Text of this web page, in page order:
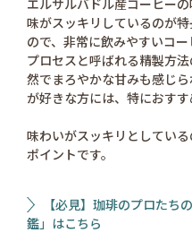
エルサルバドル産コーヒー
味がスッキリしているのが
ので、非常に飲みやすいコ
プロセスと呼ばれる精製方
然でまろやかな甘みも感じ
が好きな方には、特におすす
味わいがスッキリとしてい
ポイントです。
【必見】珈琲のプロたち
鑑」はこちら